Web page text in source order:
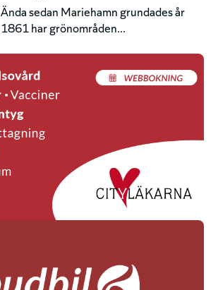
Ända sedan Mariehamn grundades år
1861 har grönområden...